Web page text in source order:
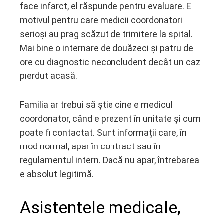
face infarct, el răspunde pentru evaluare. E
motivul pentru care medicii coordonatori
serioși au prag scăzut de trimitere la spital.
Mai bine o internare de douăzeci și patru de
ore cu diagnostic neconcludent decât un caz
pierdut acasă.
Familia ar trebui să știe cine e medicul
coordonator, când e prezent în unitate și cum
poate fi contactat. Sunt informații care, în
mod normal, apar în contract sau în
regulamentul intern. Dacă nu apar, întrebarea
e absolut legitimă.
Asistentele medicale,